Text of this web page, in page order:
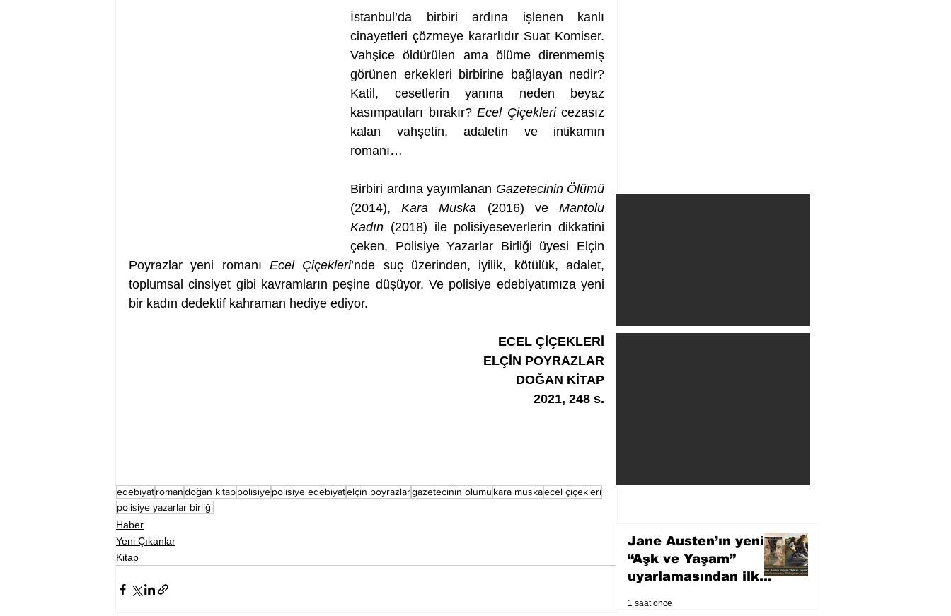
İstanbul’da birbiri ardına işlenen kanlı
cinayetleri çözmeye kararlıdır Suat Komiser.
Vahşice öldürülen ama ölüme direnmemiş
görünen erkekleri birbirine bağlayan nedir?
Katil, cesetlerin yanına neden beyaz
kasımpatıları bırakır? Ecel Çiçekleri cezasız
kalan vahşetin, adaletin ve intikamın
romanı…
Birbiri ardına yayımlanan Gazetecinin Ölümü
(2014), Kara Muska (2016) ve Mantolu
Kadın (2018) ile polisiyeseverlerin dikkatini
çeken, Polisiye Yazarlar Birliği üyesi Elçin
Poyrazlar yeni romanı Ecel Çiçekleri’nde suç üzerinden, iyilik, kötülük, adalet,
toplumsal cinsiyet gibi kavramların peşine düşüyor. Ve polisiye edebiyatımıza yeni
bir kadın dedektif kahraman hediye ediyor.
ECEL ÇİÇEKLERİ
ELÇİN POYRAZLAR
DOĞAN KİTAP
2021, 248 s.
edebiyatromandoğan kitappolisiyepolisiye edebiyatelçin poyrazlargazetecinin ölümü kara muskaecel çiçekleri
polisiye yazarlar birliği
Haber
Yeni Çıkanlar
Kitap
Jane Austen’ın yeni
“Aşk ve Yaşam”
uyarlamasından ilk
1 saat önce